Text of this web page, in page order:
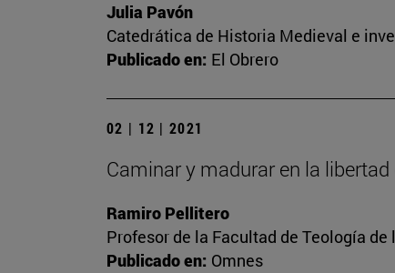
Julia Pavón
Catedrática de Historia Medieval e
Publicado en: El Obrero
02 | 12 | 2021
Caminar y madurar en la
Ramiro Pellitero
Profesor de la Facultad de Teología
Publicado en: Omnes